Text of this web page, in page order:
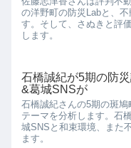
の洋野町の防災Labと、
す。そして、さぬきと評
します。
石橋誠紀が5期の防
&葛城SNSが
石橋誠紀さんの5期の斑
テーマを分析します。石
城SNSと和束環境、また
ます。